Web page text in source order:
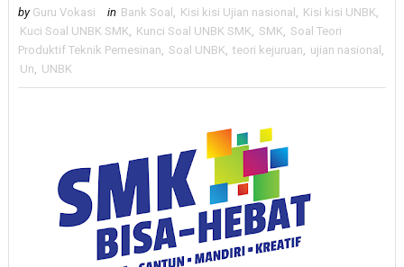
by Guru Vokasi in Bank Soal , Kisi kisi Ujian nasional , Kisi kisi UNBK,
Kuci Soal UNBK SMK, Kunci Soal UNBK SMK, SMK, Soal Teori
Produktif Teknik Pemesinan, Soal UNBK, teori kejuruan, ujian nasional ,
Un, UNBK